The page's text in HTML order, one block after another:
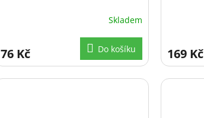
Skladem
76 Kč Do košíku 169 Kč